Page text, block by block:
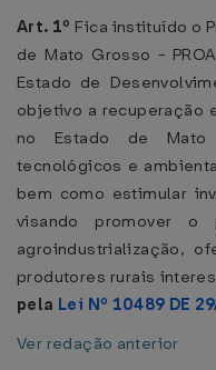
Art. 1º Fica instituído o
de Mato Grosso -
Estado de
objetivo a recuperação
no Estado de Mato
tecnológicos e
bem como estimular
visando promover o
agroindustrialização,
produtores rurais
pela Lei Nº 10489 DE
Ver redação anterior